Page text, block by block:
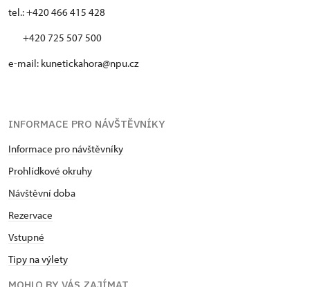
tel.: +420 466 415 428
+420 725 507 500
e-mail: kunetickahora@npu.cz
INFORMACE PRO NÁVŠTĚVNÍKY
Informace pro návštěvníky
Prohlídkové okruhy
Návštěvní doba
Rezervace
Vstupné
Tipy na výlety